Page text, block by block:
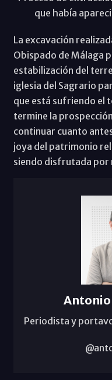
que había
La excavación
Obispado de Málaga
estabilización del
iglesia del Sagrario
que está sufriendo el
termine la
continuar cuanto
joya del patrimonio
siendo disfrutada por
Antonio
Periodista y